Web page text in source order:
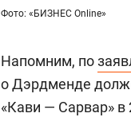
Фото: «БИЗНЕС Online»
Напомним, по
о Дэрдменде
«Кави — Сарвар» в